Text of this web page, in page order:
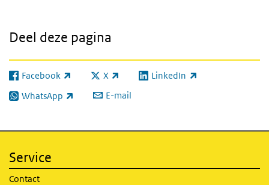
Deel deze pagina
Facebook
(externe link) X
(externe link) LinkedIn
(externe link)
WhatsApp
(externe link) E-mail
Service
Contact